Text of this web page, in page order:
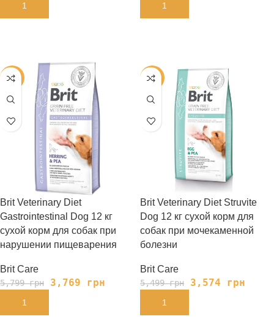
В КОРЗИНУ В КОРЗИНУ
-35%
Brit Veterinary Diet
Gastrointestinal Dog 12 кг
сухой корм для собак при
нарушении пищеварения
Brit Care
5,799грн 3,769 грн
В КОРЗИНУ
-35%
Brit Veterinary Diet Struvite
Dog 12 кг сухой корм для
собак при мочекаменной
болезни
Brit Care
5,499грн 3,574 грн
В КОРЗИНУ